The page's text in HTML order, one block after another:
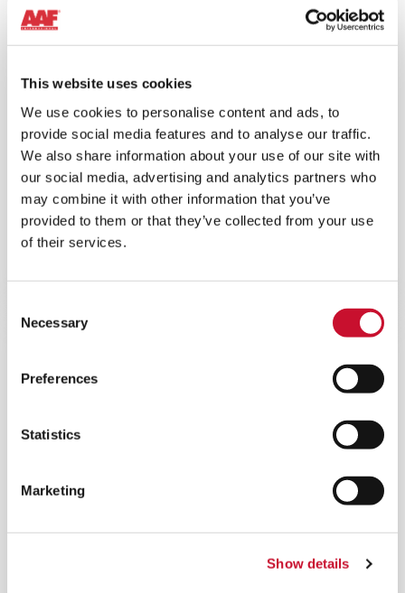
This website uses cookies
We use cookies to personalise content and ads, to
provide social media features and to analyse our traffic.
We also share information about your use of our site with
our social media, advertising and analytics partners who
may combine it with other information that you’ve
provided to them or that they’ve collected from your use
of their services.
Selection
Necessary
Preferences
Statistics
Marketing
Show details
HEPA FILTER FÜR DEN
NUKLEARBEREICH
Das AstroCel III NG ist ein spezieller HEPA-Filter
von AAF, der in Luftreinigungssystemen oder
eingesetzt wird.